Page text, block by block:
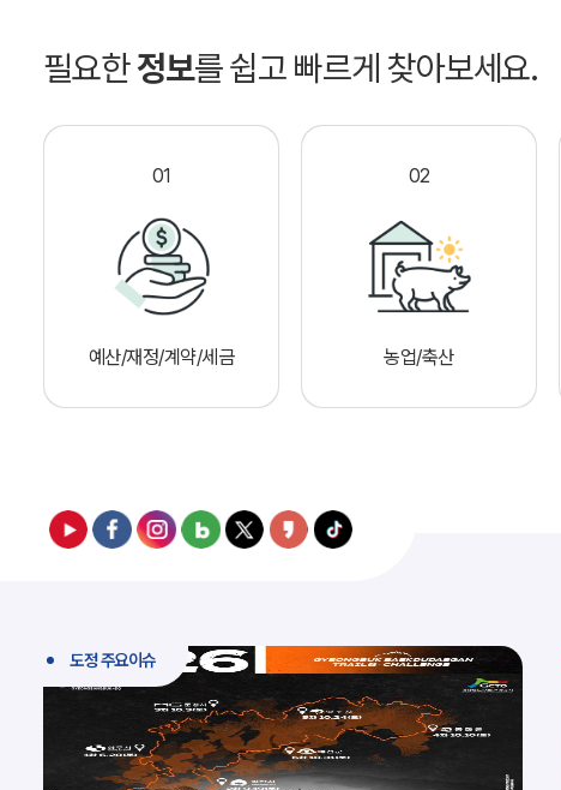
필요한정보를 쉽고 빠르게 찾아보세요.
01
예산/재정/계약/세금
02
농업/축산
도정 주요이슈